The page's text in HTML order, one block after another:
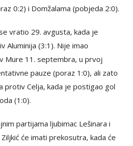
0:2) i Domžalama (pobjeda 2:0).
vratio 29. avgusta, kada je
Aluminija (3:1). Nije imao
Mure 11. septembra, u prvoj
pauze (poraz 1:0), ali zato
protiv Celja, kada je postigao gol
(1:0).
partijama ljubimac Lešinara i
će imati prekosutra, kada će